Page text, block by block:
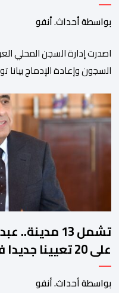
بواسطة أحداث. أنفو
السجون وإعادة الإدماج بيانا
زيان، المعتقل بالمؤسسة
والمعطيات الدقيقة.واوضحت
بالأمر يستفيد منذ إيداعه من
تشمل 13
على 20 تعيينا
بمصالح الأمن الوطني
بواسطة أحداث. أنفو